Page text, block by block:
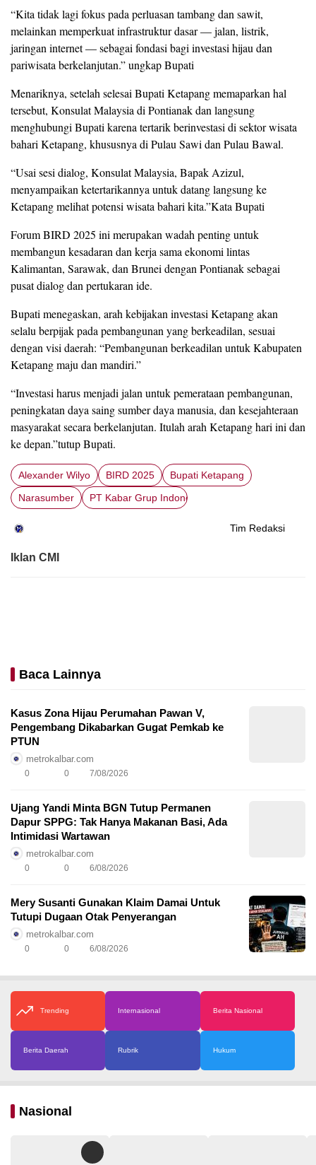
“Kita tidak lagi fokus pada perluasan tambang dan sawit,
melainkan memperkuat infrastruktur dasar — jalan, listrik,
jaringan internet — sebagai fondasi bagi investasi hijau dan
pariwisata berkelanjutan.” ungkap Bupati
Menariknya, setelah selesai Bupati Ketapang memaparkan hal
tersebut, Konsulat Malaysia di Pontianak dan langsung
menghubungi Bupati karena tertarik berinvestasi di sektor wisata
bahari Ketapang, khususnya di Pulau Sawi dan Pulau Bawal.
“Usai sesi dialog, Konsulat Malaysia, Bapak Azizul,
menyampaikan ketertarikannya untuk datang langsung ke
Ketapang melihat potensi wisata bahari kita.”Kata Bupati
Forum BIRD 2025 ini merupakan wadah penting untuk
membangun kesadaran dan kerja sama ekonomi lintas
Kalimantan, Sarawak, dan Brunei dengan Pontianak sebagai
pusat dialog dan pertukaran ide.
Bupati menegaskan, arah kebijakan investasi Ketapang akan
selalu berpijak pada pembangunan yang berkeadilan, sesuai
dengan visi daerah: “Pembangunan berkeadilan untuk Kabupaten
Ketapang maju dan mandiri.”
“Investasi harus menjadi jalan untuk pemerataan pembangunan,
peningkatan daya saing sumber daya manusia, dan kesejahteraan
masyarakat secara berkelanjutan. Itulah arah Ketapang hari ini dan
ke depan.”tutup Bupati.
Alexander Wilyo BIRD 2025
Bupati Ketapang
Narasumber
PT Kabar Grup Indonesia
Tim Redaksi
Iklan CMI
Baca Lainnya
Kasus Zona Hijau Perumahan Pawan V,
Pengembang Dikabarkan Gugat Pemkab ke
PTUN
metrokalbar.com
0 0 7/08/2026
Ujang Yandi Minta BGN Tutup Permanen
Dapur SPPG: Tak Hanya Makanan Basi, Ada
Intimidasi Wartawan
metrokalbar.com
0 0 6/08/2026
Mery Susanti Gunakan Klaim Damai Untuk
Tutupi Dugaan Otak Penyerangan
metrokalbar.com
0 0 6/08/2026
Trending Internasional Berita Nasional
Berita Daerah Rubrik Hukum
Nasional